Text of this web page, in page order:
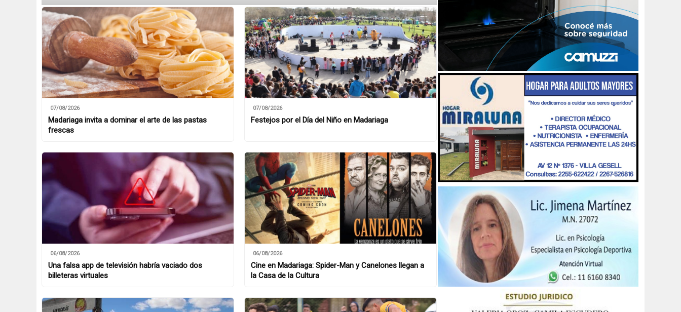
07/08/2026
Madariaga invita a dominar el arte de las pastas
frescas
07/08/2026
Festejos por el Día del Niño en Madariaga
06/08/2026
Una falsa app de televisión habría vaciado dos
billeteras virtuales
06/08/2026
Cine en Madariaga: Spider-Man y Canelones llegan a
la Casa de la Cultura